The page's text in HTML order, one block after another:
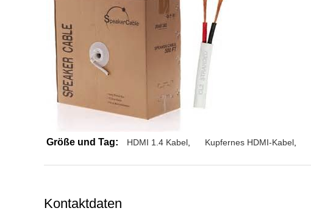
Größe und Tag: HDMI 1.4 Kabel Kupfernes HDMI-Kabel
Kontaktdaten